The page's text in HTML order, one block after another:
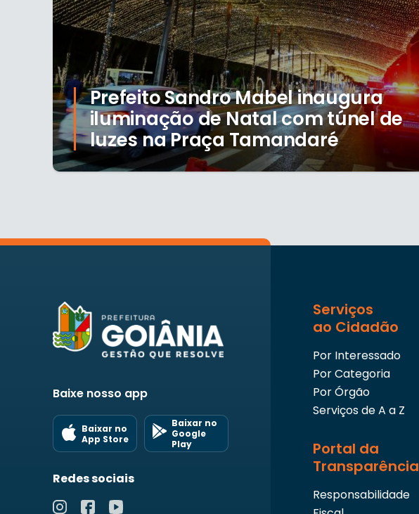
Prefeito Sandro Mabel inaugura
iluminação de Natal com túnel de
luzes na Praça Tamandaré
Baixe nosso app
Baixar no
App Store
Baixar no
Google
Play
Redes sociais
Serviços
ao Cidadão
Por Interessado
Por Categoria
Por Órgão
Serviços de A a Z
Portal da
Transparência
Responsabilidade